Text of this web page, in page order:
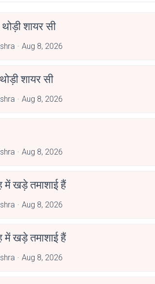
शायर सी
Aug 8, 2026
शायर सी
Aug 8, 2026
Aug 8, 2026
में खड़े तमाशाई हैं
Aug 8, 2026
में खड़े तमाशाई हैं
Aug 8, 2026